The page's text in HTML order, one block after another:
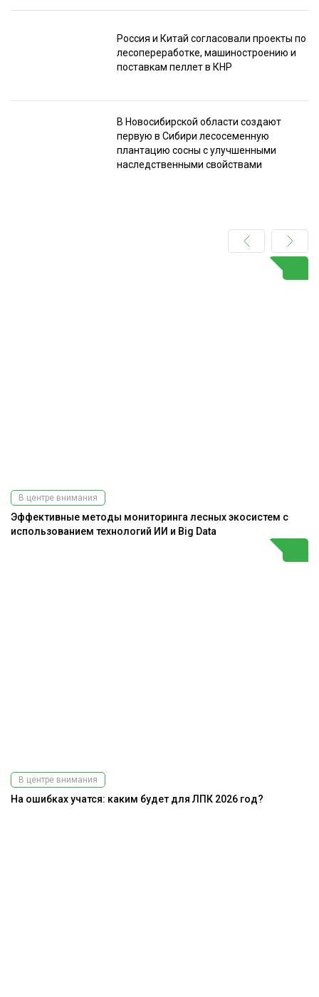
Россия и Китай согласовали проекты по
лесопереработке, машиностроению и
поставкам пеллет в КНР
В Новосибирской области создают
первую в Сибири лесосеменную
плантацию сосны с улучшенными
наследственными свойствами
В центре внимания
Эффективные методы мониторинга лесных экосистем с
использованием технологий ИИ и Big Data
В центре внимания
На ошибках учатся: каким будет для ЛПК 2026 год?